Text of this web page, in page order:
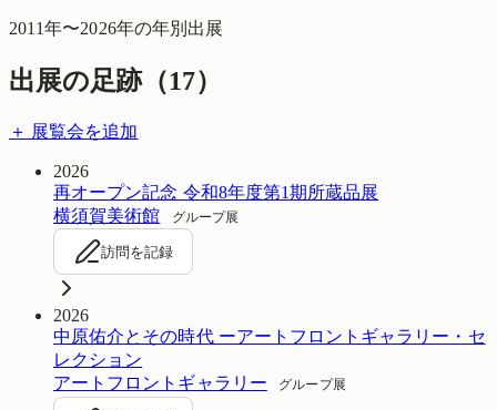
2011年〜2026年の年別出展
出展の足跡（17）
＋ 展覧会を追加
2026
再オープン記念 令和8年度第1期所蔵品展
横須賀美術館
グループ展
訪問を記録
2026
中原佑介とその時代 ーアートフロントギャラリー・セ
レクション
アートフロントギャラリー
グループ展